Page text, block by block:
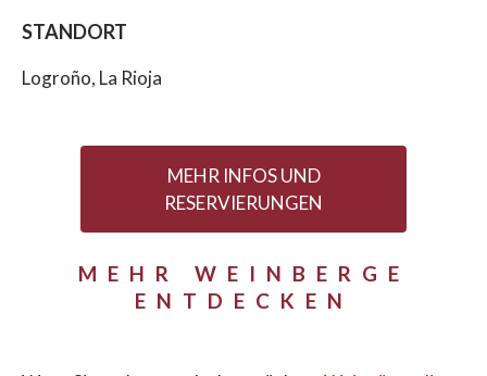
STANDORT
Logroño, La Rioja
MEHR INFOS UND
RESERVIERUNGEN
MEHR WEINBERGE
ENTDECKEN